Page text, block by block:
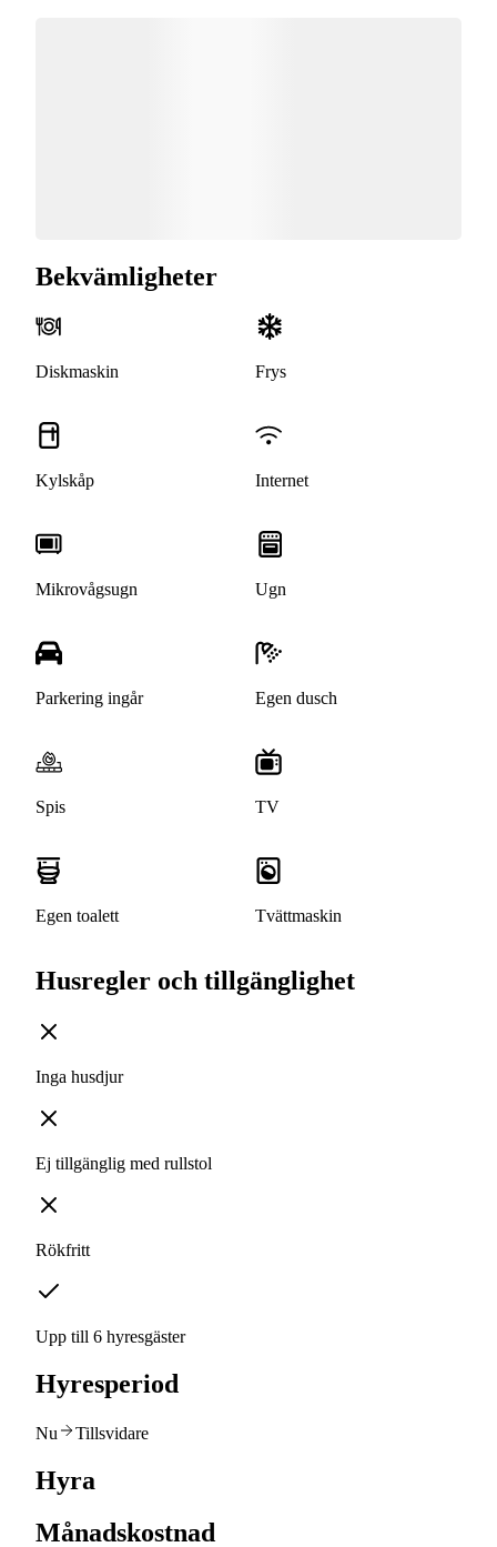
Bekvämligheter
Diskmaskin Frys
Kylskåp Internet
Mikrovågsugn Ugn
Parkering ingår Egen dusch
Spis TV
Egen toalett Tvättmaskin
Husregler och tillgänglighet
Inga husdjur
Ej tillgänglig med rullstol
Rökfritt
Upp till 6 hyresgäster
Hyresperiod
Nu Tillsvidare
Hyra
Månadskostnad